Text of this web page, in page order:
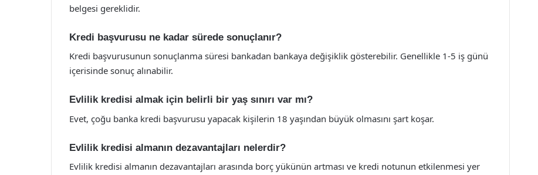
belgesi gereklidir.
Kredi başvurusu ne kadar sürede sonuçlanır?
Kredi başvurusunun sonuçlanma süresi bankadan bankaya değişiklik gösterebilir. Genellikle 1-5 iş günü
içerisinde sonuç alınabilir.
Evlilik kredisi almak için belirli bir yaş sınırı var mı?
Evet, çoğu banka kredi başvurusu yapacak kişilerin 18 yaşından büyük olmasını şart koşar.
Evlilik kredisi almanın dezavantajları nelerdir?
Evlilik kredisi almanın dezavantajları arasında borç yükünün artması ve kredi notunun etkilenmesi yer